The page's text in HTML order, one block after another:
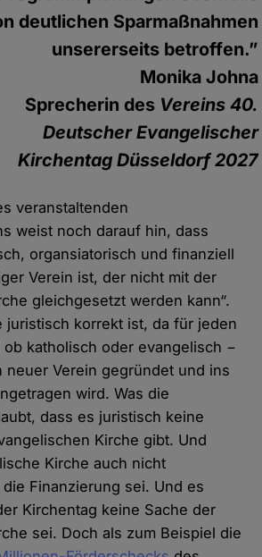
deutlichen Sparmaßnahmen
unsererseits betroffen.”
Monika Johna
Sprecherin des Vereins 40.
Deutscher Evangelischer
Kirchentag Düsseldorf 2027
veranstaltenden
weist noch darauf hin, dass
organsiatorisch und finanziell
Verein ist, der nicht mit der
gleichgesetzt werden kann“.
juristisch korrekt ist, da für jeden
katholisch oder evangelisch −
neuer Verein gegründet und ins
wird. Was die
dass es juristisch keine
Kirche gibt. Und
Kirche auch nicht
Finanzierung sei. Und es
Kirchentag keine Sache der
sei. Doch als zum Beispiel die